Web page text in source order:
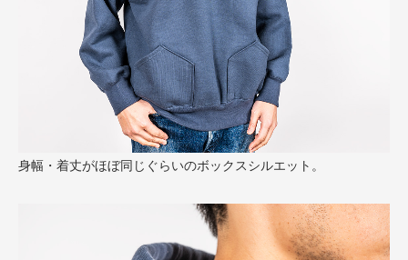
身幅・着丈がほぼ同じぐらいのボックスシルエット。